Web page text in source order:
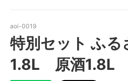
aoi-0019
特別セット ふる
1.8L 原酒1.8L